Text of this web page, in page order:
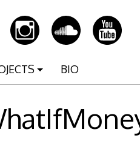
BIO